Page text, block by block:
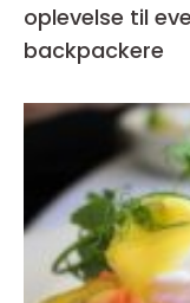
oplevelse til
backpackere